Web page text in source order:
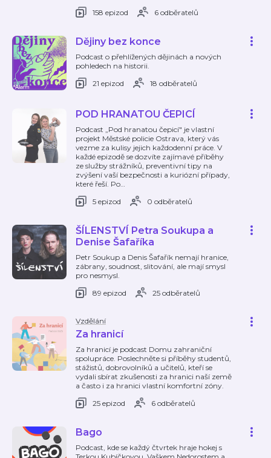
158 epizod
6 odběratelů
Dějiny bez konce
Podcast o přehlížených dějinách a nových
pohledech na historii.
21 epizod
18 odběratelů
POD HRANATOU ČEPICÍ
Podcast „Pod hranatou čepicí" je vlastní
projekt Městské policie Ostrava, který vás
vezme za kulisy jejich každodenní práce. V
každé epizodě se dozvíte zajímavé příběhy
ze služby strážníků, preventivní tipy na
zvýšení vaší bezpečnosti a kuriózní případy,
které řeší. Po…
5 epizod
0 odběratelů
ŠÍLENSTVÍ Petra Soukupa a
Denise Šafaříka
Petr Soukup a Denis Šafařík nemají hranice,
zábrany, soudnost, slitování, ale mají smysl
pro nesmysl.
89 epizod
25 odběratelů
Vzdělání
Za hranicí
Za hranicí je podcast Domu zahraniční
spolupráce. Poslechněte si příběhy studentů,
stážistů, dobrovolníků a učitelů, kteří se
vydali sbírat zkušenosti za hranici naší země
a často i za hranici vlastní komfortní zóny.
25 epizod
6 odběratelů
Bago
Podcast, kde se každý čtvrtek hraje hokej s